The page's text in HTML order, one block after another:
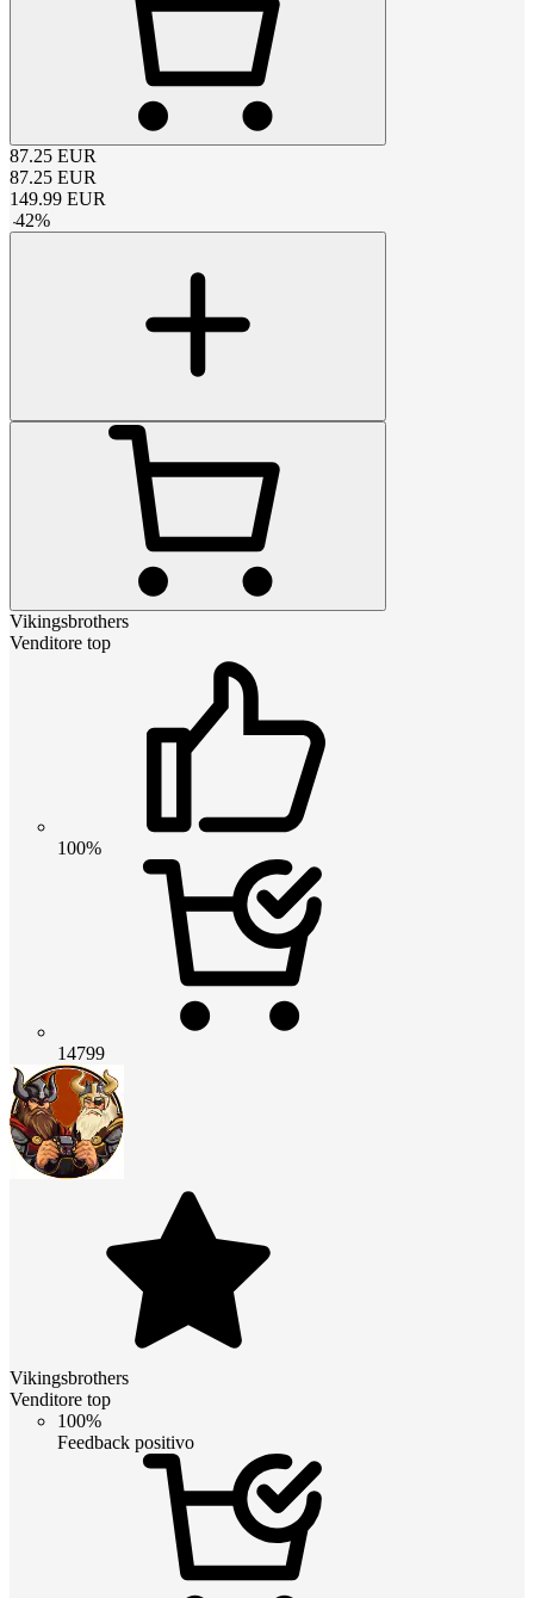
87.25 EUR
87.25 EUR
149.99 EUR
-42%
Vikingsbrothers
Venditore top
100%
14799
Vikingsbrothers
Venditore top
100%
Feedback positivo